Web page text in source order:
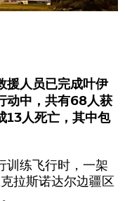
援人员已完成叶伊
动中，共有68人获
13人死亡，其中包
训练飞行时，一架
拉斯诺达尔边疆区